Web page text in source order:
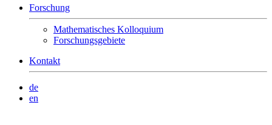
Forschung
Mathematisches Kolloquium
Forschungsgebiete
Kontakt
de
en